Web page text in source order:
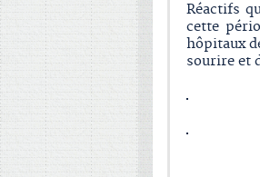
Réactifs
cette
hôpitaux
sourire et